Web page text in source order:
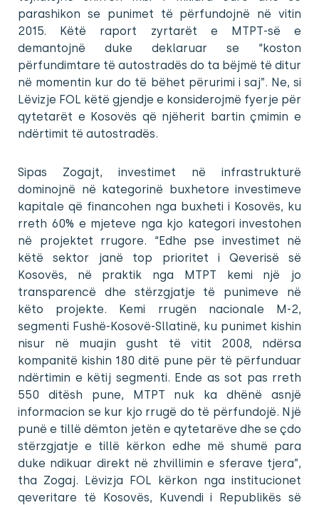
parashikon se punimet të përfundojnë në vitin
2015. Këtë raport zyrtarët e MTPT-së e
demantojnë duke deklaruar se “koston
përfundimtare të autostradës do ta bëjmë të ditur
në momentin kur do të bëhet përurimi i saj”. Ne, si
Lëvizje FOL këtë gjendje e konsiderojmë fyerje për
qytetarët e Kosovës që njëherit bartin çmimin e
ndërtimit të autostradës.
Sipas Zogajt, investimet në infrastrukturë
dominojnë në kategorinë buxhetore investimeve
kapitale që financohen nga buxheti i Kosovës, ku
rreth 60% e mjeteve nga kjo kategori investohen
në projektet rrugore. “Edhe pse investimet në
këtë sektor janë top prioritet i Qeverisë së
Kosovës, në praktik nga MTPT kemi një jo
transparencë dhe stërzgjatje të punimeve në
këto projekte. Kemi rrugën nacionale M-2,
segmenti Fushë-Kosovë-Sllatinë, ku punimet kishin
nisur në muajin gusht të vitit 2008, ndërsa
kompanitë kishin 180 ditë pune për të përfunduar
ndërtimin e këtij segmenti. Ende as sot pas rreth
550 ditësh pune, MTPT nuk ka dhënë asnjë
informacion se kur kjo rrugë do të përfundojë. Një
punë e tillë dëmton jetën e qytetarëve dhe se çdo
stërzgjatje e tillë kërkon edhe më shumë para
duke ndikuar direkt në zhvillimin e sferave tjera”,
tha Zogaj. Lëvizja FOL kërkon nga institucionet
qeveritare të Kosovës, Kuvendi i Republikës së